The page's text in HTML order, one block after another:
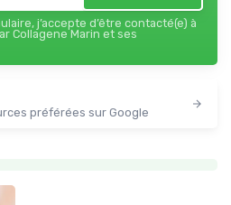
j’accepte d’être contacté(e) à
Collagene Marin et ses
préférées sur Google